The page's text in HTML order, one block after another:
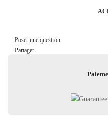
Poser une question
Partager